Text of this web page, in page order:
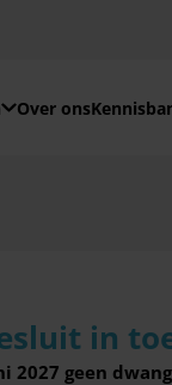
Over ons
in
2027 geen